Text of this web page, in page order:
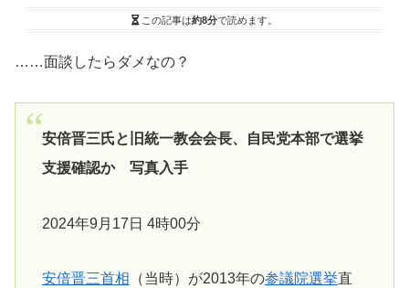
この記事は約8分で読めます。
……面談したらダメなの？
安倍晋三氏と旧統一教会会長、自民党本部で選挙
支援確認か 写真入手
2024年9月17日 4時00分
安倍晋三首相 （当時）が2013年の参議院選挙直